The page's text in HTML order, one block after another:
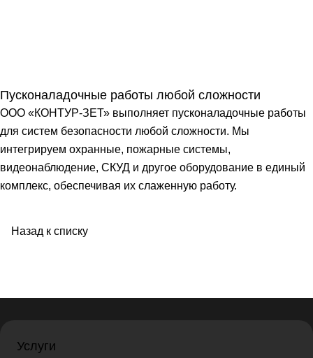
Пусконаладочные работы любой сложности
ООО «КОНТУР-ЗЕТ» выполняет пусконаладочные работы
для систем безопасности любой сложности. Мы
интегрируем охранные, пожарные системы,
видеонаблюдение, СКУД и другое оборудование в единый
комплекс, обеспечивая их слаженную работу.
Назад к списку
Услуги